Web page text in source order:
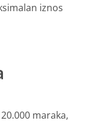
iznos
maraka,